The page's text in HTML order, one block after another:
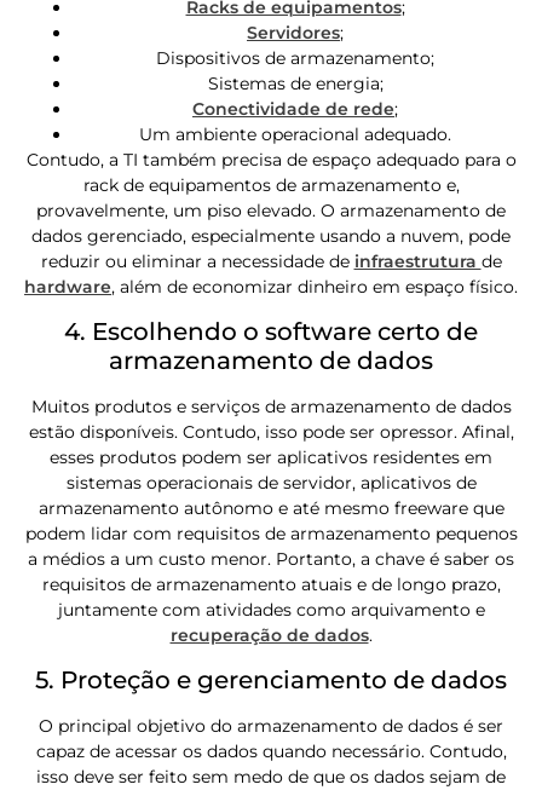
Racks de equipamentos;
Servidores;
Dispositivos de armazenamento;
Sistemas de energia;
Conectividade de rede;
Um ambiente operacional adequado.
Contudo, a TI também precisa de espaço adequado para o
rack de equipamentos de armazenamento e,
provavelmente, um piso elevado. O armazenamento de
dados gerenciado, especialmente usando a nuvem, pode
reduzir ou eliminar a necessidade de infraestrutura de
hardware, além de economizar dinheiro em espaço físico.
4. Escolhendo o software certo de
armazenamento de dados
Muitos produtos e serviços de armazenamento de dados
estão disponíveis. Contudo, isso pode ser opressor. Afinal,
esses produtos podem ser aplicativos residentes em
sistemas operacionais de servidor, aplicativos de
armazenamento autônomo e até mesmo freeware que
podem lidar com requisitos de armazenamento pequenos
a médios a um custo menor. Portanto, a chave é saber os
requisitos de armazenamento atuais e de longo prazo,
juntamente com atividades como arquivamento e
recuperação de dados.
5. Proteção e gerenciamento de dados
O principal objetivo do armazenamento de dados é ser
capaz de acessar os dados quando necessário. Contudo,
isso deve ser feito sem medo de que os dados sejam de